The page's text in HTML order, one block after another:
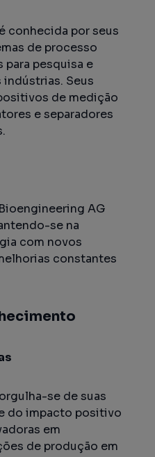
conhecida por seus
de processo
para pesquisa e
Seus
de medição
e separadores
AG
se na
com novos
constantes
se de suas
do impacto positivo
em
de produção em